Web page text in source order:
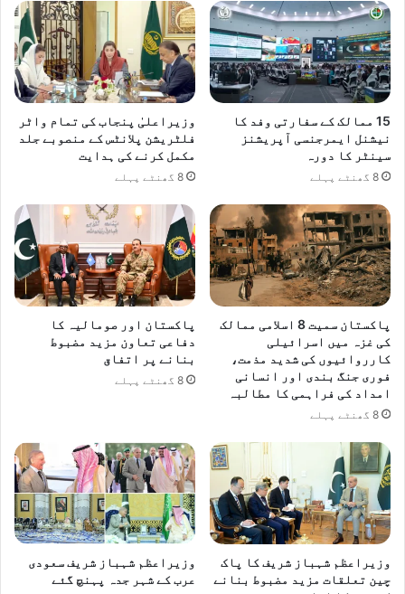
ے
ک
س
ی
ب
ن
ک
ح
ص
ہ
ن
ہ
ی
ہ
و
ن
گ
ے
15 ممالک کے سفارتی وفد کا
نیشنل ایمرجنسی آپریشنز
سینٹر کا دورہ
8 گھنٹے پہلے
وزیراعلیٰ پنجاب کی تمام واٹر
فلٹریشن پلانٹس کے منصوبے جلد
مکمل کرنے کی ہدایت
8 گھنٹے پہلے
پاکستان سمیت 8 اسلامی ممالک
کی غزہ میں اسرائیلی
کارروائیوں کی شدید مذمت،
فوری جنگ بندی اور انسانی
امداد کی فراہمی کا مطالبہ
8 گھنٹے پہلے
پاکستان اور صومالیہ کا
دفاعی تعاون مزید مضبوط
بنانے پر اتفاق
8 گھنٹے پہلے
وزیراعظم شہباز شریف کا پاک
چین تعلقات مزید مضبوط بنانے
وزیراعظم شہباز شریف سعودی
عرب کے شہر جدہ پہنچ گئے